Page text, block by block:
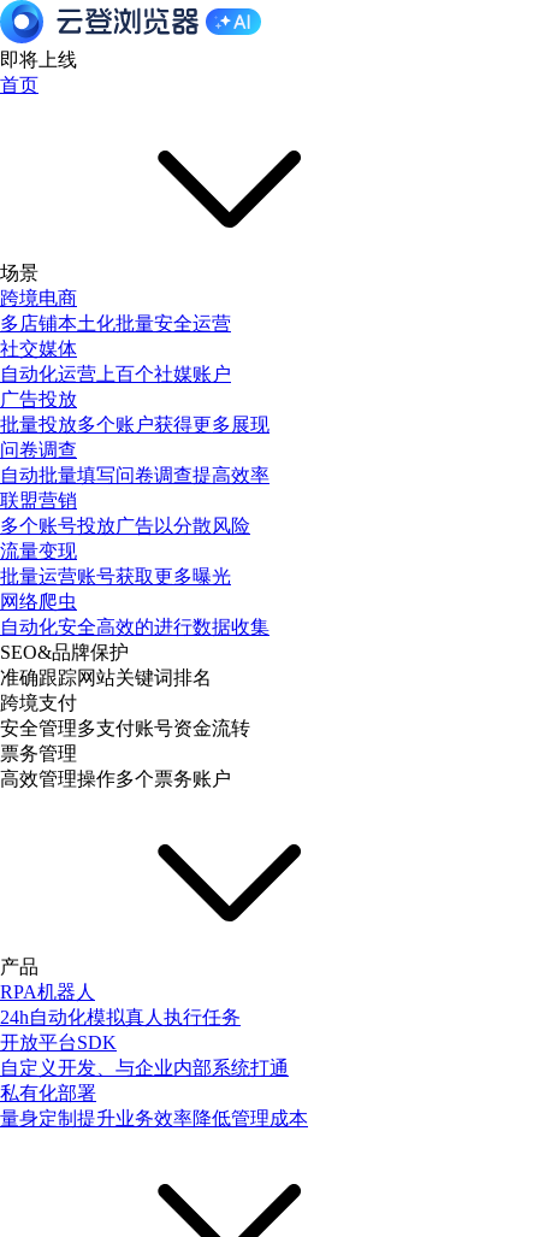
即将上线
首页
场景
跨境电商
多店铺本土化批量安全运营
社交媒体
自动化运营上百个社媒账户
广告投放
批量投放多个账户获得更多展现
问卷调查
自动批量填写问卷调查提高效率
联盟营销
多个账号投放广告以分散风险
流量变现
批量运营账号获取更多曝光
网络爬虫
自动化安全高效的进行数据收集
SEO&品牌保护
准确跟踪网站关键词排名
跨境支付
安全管理多支付账号资金流转
票务管理
高效管理操作多个票务账户
产品
RPA机器人
24h自动化模拟真人执行任务
开放平台SDK
自定义开发、与企业内部系统打通
私有化部署
量身定制提升业务效率降低管理成本